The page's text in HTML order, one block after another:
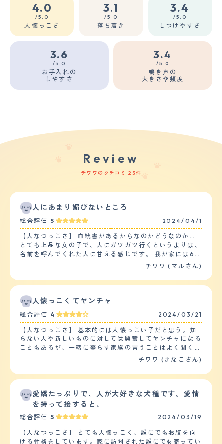
4.0
/5.0
人懐っこさ
3.1
/5.0
落ち着き
3.4
/5.0
しつけやすさ
3.6
/5.0
お手入れの
しやすさ
3.4
/5.0
鳴き声の
大きさや頻度
Review
チワワのクチコミ 23件
人にあまり媚びないところ
総合評価 5 2024/04/1
【人なつっこさ】 血統書があるからなのかどうなのか…
とても上品な女の子で、人にガツガツ行くというよりは、
名前を呼んでくれた人に甘える感じです。 我が家には6頭
の犬種もさまざまな犬がいるのですが、チワワはその中で
きさなのですが、その子とたくさん遊びたいらしく、付い
もらっています。 他の4頭とは近すぎず遠すぎずの関係を
保っていて、一緒に遊ぶことはあまりありません。 チワ
ワという犬種ならではなのか、たまに構ってアピールをし
てくると「あざといね?」と言われながら可愛がられてい
ます。 【落ち着き】 他の子たちが「ご飯?」と騒いでる
時も、何かに吠えてる時も、関係ないわー! という感じで
離れた場所にいますが、自分の名前を呼ばれた時だけは、
しっぽをブンブン振りながら走ってきて、呼んだ人の前で
こしてもらえるまで続きます。 ただ、総合的に見たら落
ち着いている方だと思います。 【しつけやすさ】 まず、
トイレについてですが、ほぼしつけはいりませんでした。
しっかりとトイレシートで用を足してくれるので助かって
います。 ご飯を食べすぎたり庭で草を食べた後に、時々
吐き戻しがあるのですが、それもトイレシートの上でして
くれます。 散歩ですが我が家のチワワは散歩が嫌いで、
リードを付けて外に出ると一歩も動きません。 なので、
チワワ (マルさん)
人懐っこくてヤンチャ
総合評価 4 2024/03/21
【人なつっこさ】 基本的には人懐っこい子だと思う。知
らない人や新しいものに対しては興奮してヤンチャになる
こともあるが、一緒に暮らす家族の言うことはよく聞く
し、何度か会ったことのある人にはすり寄って行くような
ところもある。何かあったことを察すると静かに側で見守
ってくれたりと、家族のムードメーカーでもあり、空気を
うで、嫌がることなどはせず、初めましてのお友達やお客
様でも、時間が経つと警戒心が和らぐのか、いつの間にか
マスコットのような立ち位置になっている。 【落ち着
き】 普段から顔見知りの人の前では、あまり興奮したり
取り乱すこともなく、穏やかとまではいかないものの、比
較的落ち着いていると思う。2歳頃までは、ヤンチャ過ぎ
チワワ (きなこさん)
愛嬌たっぷりで、人が大好きな犬種です。愛情
を持って接すると、
総合評価 5 2024/03/19
【人なつっこさ】 とても人懐っこく、誰にでもお腹を向
ける性格をしています。家に訪問された誰にでも寄ってい